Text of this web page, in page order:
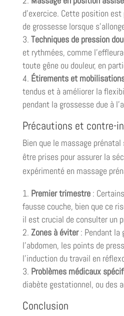
d’exercice. Cette position
de grossesse lorsque
Techniques de pression
et rythmées, comme
toute gêne ou douleur, en
Étirements et
tendus et à améliorer la
pendant la grossesse due à
Précautions et contre-
Bien que le massage
être prises pour assurer la
expérimenté en massage
Premier trimestre:
fausse couche, bien que ce
il est crucial de consulter un
Zones à éviter: Pendant la
l’abdomen, les points de
l’induction du travail en
Problèmes médicaux
diabète gestationnel, ou des
Conclusion